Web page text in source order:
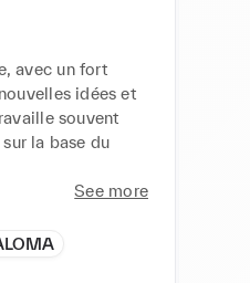
avec un fort
idées et
souvent
la base du
See more